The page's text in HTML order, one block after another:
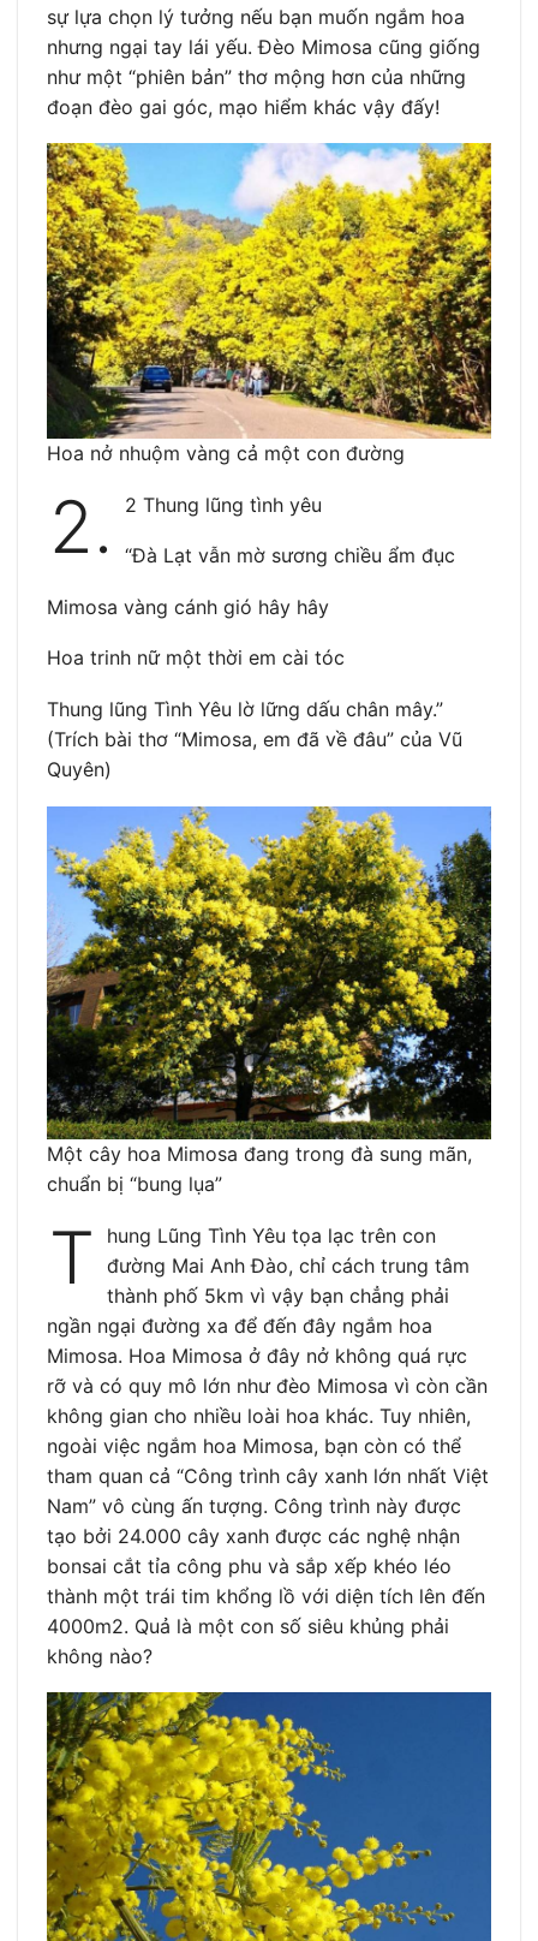
sự lựa chọn lý tưởng nếu bạn muốn ngắm hoa
nhưng ngại tay lái yếu. Đèo Mimosa cũng giống
như một “phiên bản” thơ mộng hơn của những
đoạn đèo gai góc, mạo hiểm khác vậy đấy!
Hoa nở nhuộm vàng cả một con đường
2. 2 Thung lũng tình yêu
“Đà Lạt vẫn mờ sương chiều ẩm đục
Mimosa vàng cánh gió hây hây
Hoa trinh nữ một thời em cài tóc
Thung lũng Tình Yêu lờ lững dấu chân mây.”
(Trích bài thơ “Mimosa, em đã về đâu” của Vũ
Quyên)
Một cây hoa Mimosa đang trong đà sung mãn,
chuẩn bị “bung lụa”
T
hung Lũng Tình Yêu tọa lạc trên con
đường Mai Anh Đào, chỉ cách trung tâm
thành phố 5km vì vậy bạn chẳng phải
ngần ngại đường xa để đến đây ngắm hoa
Mimosa. Hoa Mimosa ở đây nở không quá rực
rỡ và có quy mô lớn như đèo Mimosa vì còn cần
không gian cho nhiều loài hoa khác. Tuy nhiên,
ngoài việc ngắm hoa Mimosa, bạn còn có thể
tham quan cả “Công trình cây xanh lớn nhất Việt
Nam” vô cùng ấn tượng. Công trình này được
tạo bởi 24.000 cây xanh được các nghệ nhận
bonsai cắt tỉa công phu và sắp xếp khéo léo
thành một trái tim khổng lồ với diện tích lên đến
4000m2. Quả là một con số siêu khủng phải
không nào?